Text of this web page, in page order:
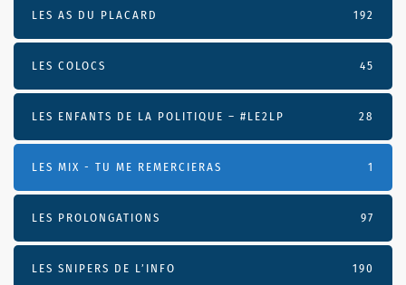
LES AS DU PLACARD 192
LES COLOCS 45
LES ENFANTS DE LA POLITIQUE – #LE2LP 28
LES MIX - TU ME REMERCIERAS 1
LES PROLONGATIONS 97
LES SNIPERS DE L’INFO 190